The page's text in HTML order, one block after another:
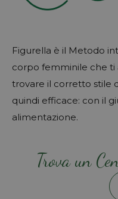
Figurella è il Metodo
corpo femminile che ti
trovare il corretto stile
quindi efficace: con il
alimentazione.
Trova un